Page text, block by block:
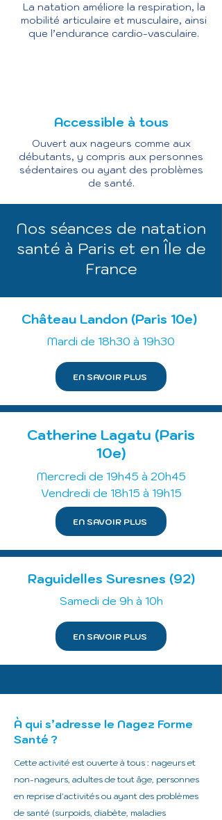
La natation améliore la respiration, la
mobilité articulaire et musculaire, ainsi
que l’endurance cardio-vasculaire.
Accessible à tous
Ouvert aux nageurs comme aux
débutants, y compris aux personnes
sédentaires ou ayant des problèmes
de santé.
Nos séances de natation
santé à Paris et en Île de
France
Château Landon (Paris 10e)
Mardi de 18h30 à 19h30
EN SAVOIR PLUS
Catherine Lagatu (Paris
10e)
Mercredi de 19h45 à 20h45
Vendredi de 18h15 à 19h15
EN SAVOIR PLUS
Raguidelles Suresnes (92)
Samedi de 9h à 10h
EN SAVOIR PLUS
À qui s’adresse le Nagez Forme
Santé ?
Cette activité est ouverte à tous : nageurs et
non-nageurs, adultes de tout âge, personnes
en reprise d'activités ou ayant des problèmes
de santé (surpoids, diabète, maladies